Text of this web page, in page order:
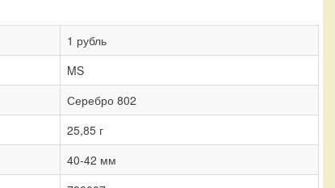
1 рубль
MS
Серебро 802
25,85 г
40-42 мм